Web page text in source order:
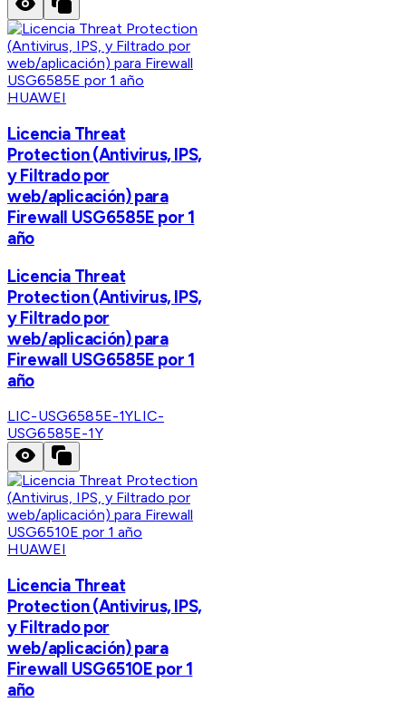
HUAWEI
Licencia Threat
Protection (Antivirus, IPS,
y Filtrado por
web/aplicación) para
Firewall USG6585E por 1
año
Licencia Threat
Protection (Antivirus, IPS,
y Filtrado por
web/aplicación) para
Firewall USG6585E por 1
año
LIC-USG6585E-1YLIC-
USG6585E-1Y
HUAWEI
Licencia Threat
Protection (Antivirus, IPS,
y Filtrado por
web/aplicación) para
Firewall USG6510E por 1
año